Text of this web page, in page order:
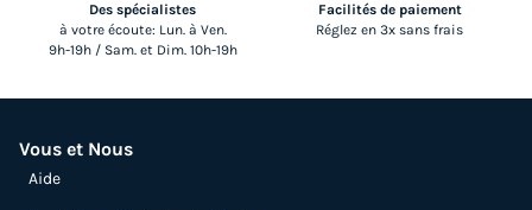
Des spécialistes
à votre écoute: Lun. à Ven.
9h-19h / Sam. et Dim. 10h-19h
Facilités de paiement
Réglez en 3x sans frais
Vous et Nous
Aide